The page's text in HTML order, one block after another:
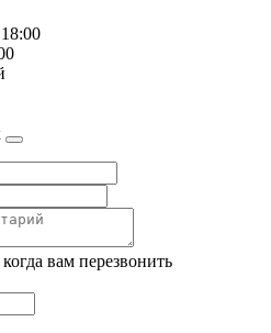
вам перезвонить